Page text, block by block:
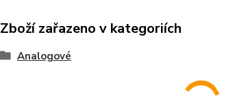
Zboží zařazeno v kategoriích
Analogové